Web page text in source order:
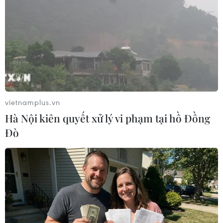
cá nhân, đề nghị đến trực tiếp bộ phận Tiếp
bảo hiểm xã hội cấp huyện để được hỗ trợ kiểm
tra, hoặc có thể thực hiện trên Cổng Dịch vụ
công Quốc gia, Cổng Dịch vụ công Bảo hiểm Xã
hội Việt Nam, trên VssID-BHXH số.
Còn Cục Thuế tỉnh Khánh Hòa cũng khẳng định
cơ quan thuế, công chức thuế không gọi điện,
nhắn tin (SMS hay bất kỳ nền tảng mạng xã hội
nào) để hướng dẫn người nộp thuế thực hiện
các thao tác cài đặt ứng dụng, thao tác chuyển
tiền, nộp tiền. Người nộp thuế tuyệt đối không
truy cập các đường link hướng dẫn thực hiện
thủ tục hành chính về thuế được gửi qua điện
vietnamplus.vn
Hà Nội kiên quyết xử lý vi phạm tại hồ Đồng
Đò